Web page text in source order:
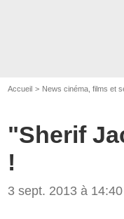
Accueil News cinéma, films et
"Sherif
!
3 sept. 2013 à 14:40